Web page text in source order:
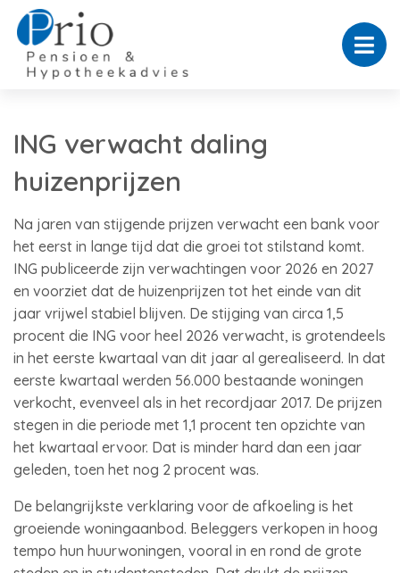
ING verwacht daling
huizenprijzen
Na jaren van stijgende prijzen verwacht een bank voor
het eerst in lange tijd dat die groei tot stilstand komt.
ING publiceerde zijn verwachtingen voor 2026 en 2027
en voorziet dat de huizenprijzen tot het einde van dit
jaar vrijwel stabiel blijven. De stijging van circa 1,5
procent die ING voor heel 2026 verwacht, is grotendeels
in het eerste kwartaal van dit jaar al gerealiseerd. In dat
eerste kwartaal werden 56.000 bestaande woningen
verkocht, evenveel als in het recordjaar 2017. De prijzen
stegen in die periode met 1,1 procent ten opzichte van
het kwartaal ervoor. Dat is minder hard dan een jaar
geleden, toen het nog 2 procent was.
De belangrijkste verklaring voor de afkoeling is het
groeiende woningaanbod. Beleggers verkopen in hoog
tempo hun huurwoningen, vooral in en rond de grote